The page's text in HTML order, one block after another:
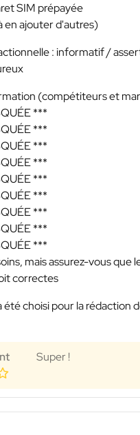
SIM prépayée
en ajouter d'autres)
: informatif /
(compétiteurs et
***
***
***
***
***
***
***
***
***
mais assurez-vous que
correctes
choisi pour la rédaction
Super !